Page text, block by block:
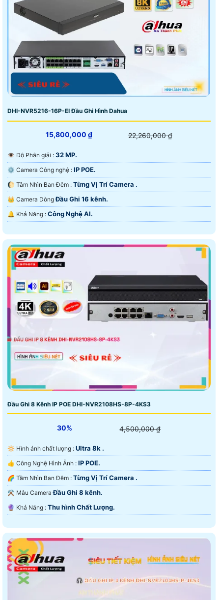
DHI-NVR5216-16P-EI Đầu Ghi Hình Dahua
15,800,000 ₫ 22,260,000 ₫
👁 Độ Phân giải : 32 MP.
⚙ Camera Công nghệ : IP POE.
🌔 Tầm Nhìn Ban Đêm : Từng Vị Trí Camera .
👑 Camera DòngĐầu Ghi 16 kênh.
️🔔 Khả Năng : Công Nghệ AI.
Đầu Ghi 8 Kênh IP POE DHI-NVR2108HS-8P-4KS3
30% 4,500,000 ₫
🔆 Hình ảnh chất lượng : Ultra 8k .
👍 Công Nghệ Hình Ảnh : IP POE.
🌈 Tầm Nhìn Ban Đêm : Từng Vị Trí Camera .
⚒ Mẫu CameraĐầu Ghi 8 kênh.
️🔮 Khả Năng : Thu hình Chất Lượng.